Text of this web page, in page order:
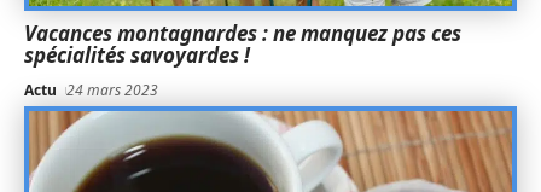
Vacances montagnardes : ne manquez pas ces
spécialités savoyardes !
Actu 24 mars 2023